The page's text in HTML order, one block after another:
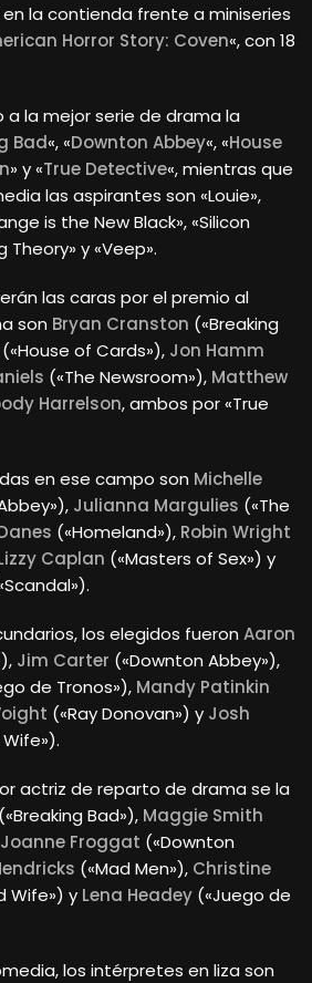
la contienda frente a miniseries
Horror Story: Coven«, con 18
a la mejor serie de drama la
Bad«, «Downton Abbey«, «House
» y «True Detective«, mientras que
las aspirantes son «Louie»,
is the New Black», «Silicon
Theory» y «Veep».
las caras por el premio al
son Bryan Cranston («Breaking
(«House of Cards»), Jon Hamm
(«The Newsroom»), Matthew
Harrelson, ambos por «True
en ese campo son Michelle
Julianna Margulies («The
(«Homeland»), Robin Wright
Caplan («Masters of Sex») y
los elegidos fueron Aaron
Jim Carter («Downton Abbey»),
de Tronos»), Mandy Patinkin
(«Ray Donovan») y Josh
actriz de reparto de drama se la
(«Breaking Bad»), Maggie Smith
Joanne Froggat («Downton
(«Mad Men»), Christine
Wife») y Lena Headey («Juego de
los intérpretes en liza son